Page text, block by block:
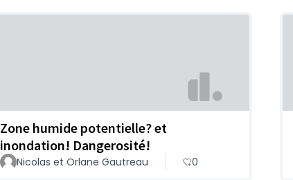
Zone humide potentielle? et
inondation! Dangerosité!
Nicolas et Orlane Gautreau 0